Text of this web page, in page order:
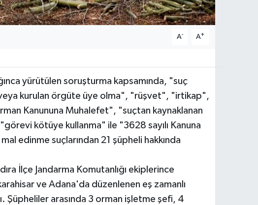
A- A+
yürütülen soruşturma kapsamında, "suç
kurulan örgüte üye olma", "rüşvet", "irtikap",
Kanununa Muhalefet", "suçtan kaynaklanan
kötüye kullanma" ile "3628 sayılı Kanuna
edinme suçlarından 21 şüpheli hakkında
İlçe Jandarma Komutanlığı ekiplerince
ve Adana'da düzenlenen eş zamanlı
Şüpheliler arasında 3 orman işletme şefi, 4